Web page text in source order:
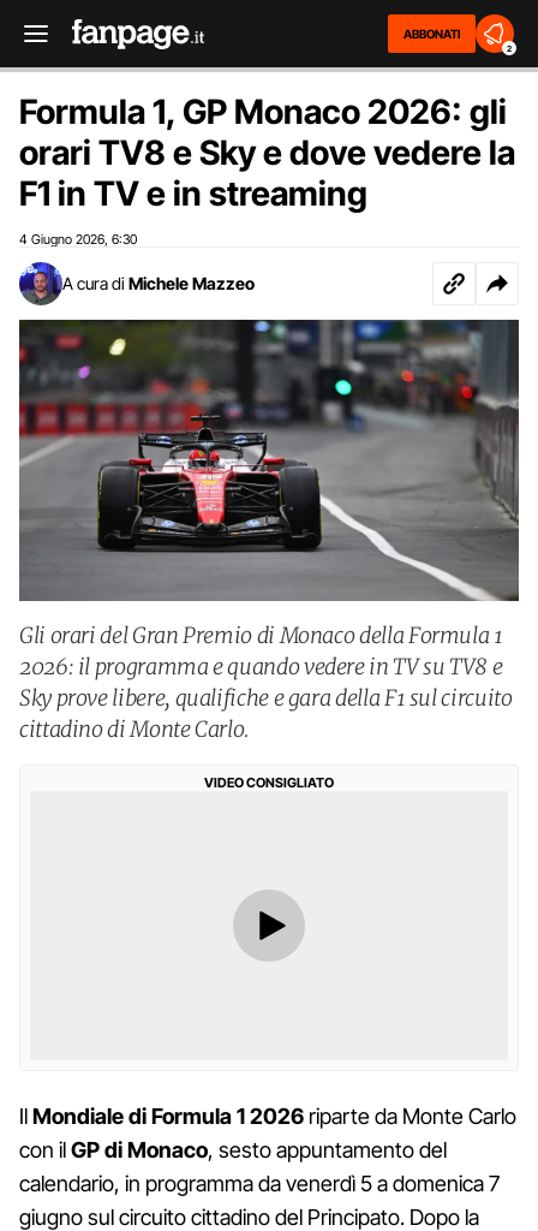
ABBONATI
2
Formula 1, GP Monaco 2026: gli
orari TV8 e Sky e dove vedere la
F1 in TV e in streaming
4 Giugno 2026 6:30
A cura di Michele Mazzeo
Gli orari del Gran Premio di Monaco della Formula 1
2026: il programma e quando vedere in TV su TV8 e
Sky prove libere, qualifiche e gara della F1 sul circuito
cittadino di Monte Carlo.
VIDEO CONSIGLIATO
IlMondiale di Formula 1 2026 riparte da Monte Carlo
con ilGP di Monaco, sesto appuntamento del
calendario, in programma da venerdì 5 a domenica 7
giugno sul circuito cittadino del Principato. Dopo la